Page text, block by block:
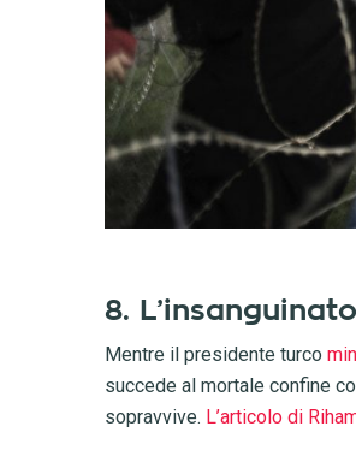
8.
Mentre il presidente turco
succede al mortale confine
sopravvive. L’articolo di